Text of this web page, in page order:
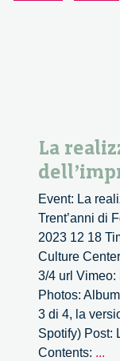
La
Event: La
Trent’anni di
2023 12 18
Culture
3/4 url Vimeo:
Photos:
3 di 4, la
Spotify) Post:
Contents: ...